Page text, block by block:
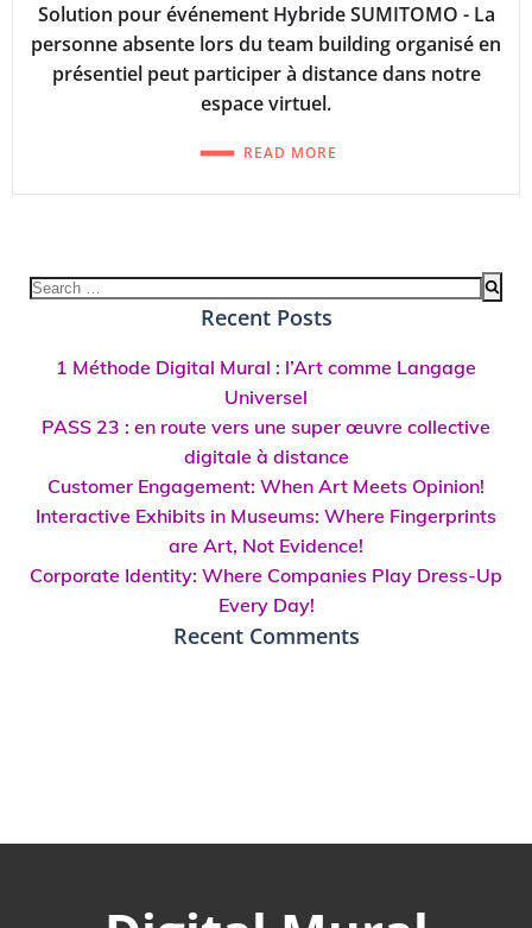
Solution pour événement Hybride SUMITOMO - La
personne absente lors du team building organisé en
présentiel peut participer à distance dans notre
espace virtuel.
READ MORE
Search
Recent Posts
1 Méthode Digital Mural : l’Art comme Langage
Universel
PASS 23 : en route vers une super œuvre collective
digitale à distance
Customer Engagement: When Art Meets Opinion!
Interactive Exhibits in Museums: Where Fingerprints
are Art, Not Evidence!
Corporate Identity: Where Companies Play Dress-Up
Every Day!
Recent Comments